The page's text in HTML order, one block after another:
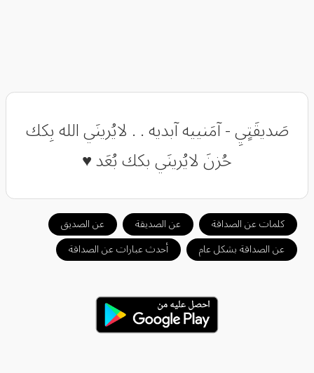
صَديقَتٍيِ - آمَنييه آبديه . . لايُرينَي الله بِكك
حُزنَ لايُرينَي بكك بُعَد ♥
كلمات عن الصداقة عن الصديقة
عن الصديق
عن الصداقة بشكل عام
أحدث عبارات عن الصداقة